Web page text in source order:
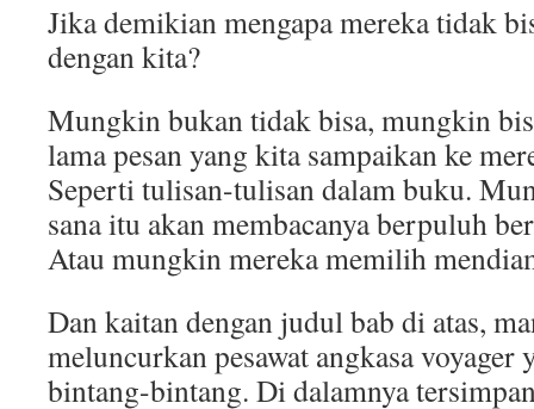
Jika demikian mengapa mereka tidak
dengan kita?
Mungkin bukan tidak bisa, mungkin
lama pesan yang kita sampaikan ke
Seperti tulisan-tulisan dalam buku.
sana itu akan membacanya berpuluh
Atau mungkin mereka memilih
Dan kaitan dengan judul bab di atas,
meluncurkan pesawat angkasa voyager
bintang-bintang. Di dalamnya